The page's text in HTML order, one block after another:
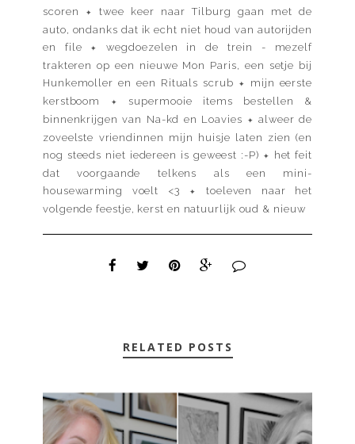
scoren
✦
twee keer naar Tilburg gaan met de
auto, ondanks dat ik echt niet houd van autorijden
en file
✦
wegdoezelen in de trein - mezelf
trakteren op een nieuwe Mon Paris, een setje bij
Hunkemoller en een Rituals scrub
✦
mijn eerste
kerstboom
✦
supermooie items bestellen &
binnenkrijgen van Na-kd en Loavies
✦
alweer de
zoveelste vriendinnen mijn huisje laten zien (en
nog steeds niet iedereen is geweest :-P)
✦
het feit
dat voorgaande telkens als een mini-
housewarming voelt <3
✦
toeleven naar het
volgende feestje, kerst en natuurlijk oud & nieuw
RELATED POSTS